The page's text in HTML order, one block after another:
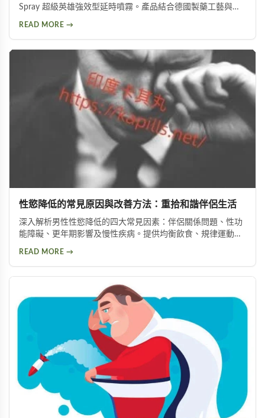
Spray 超級英雄強效型延時噴霧。產品結合德國製藥工藝與草
作用，以及PTT網友實際使用評價，全面分析這款熱門延時液
的優缺點，協助您做出明智的選購決定。
READ MORE →
性慾降低的常見原因與改善方法：重拾和諧伴侶生活
深入解析男性性慾降低的四大常見因素：伴侶關係問題、性功
能障礙、更年期影響及慢性疾病。提供均衡飲食、規律運動、
READ MORE →